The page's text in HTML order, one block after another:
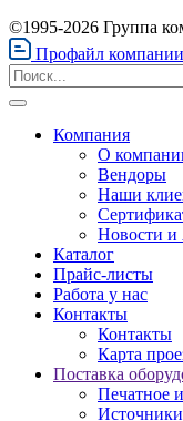
©1995-2026 Группа
Профайл компании
Компания
О
Вендоры
Наши
Новости
Каталог
Прайс-листы
Работа у нас
Контакты
Контакты
Карта
Поставка
Печатное
Источники